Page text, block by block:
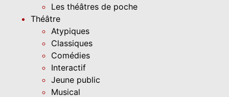
Les théâtres de poche
Théâtre
Atypiques
Classiques
Comédies
Interactif
Jeune public
Musical